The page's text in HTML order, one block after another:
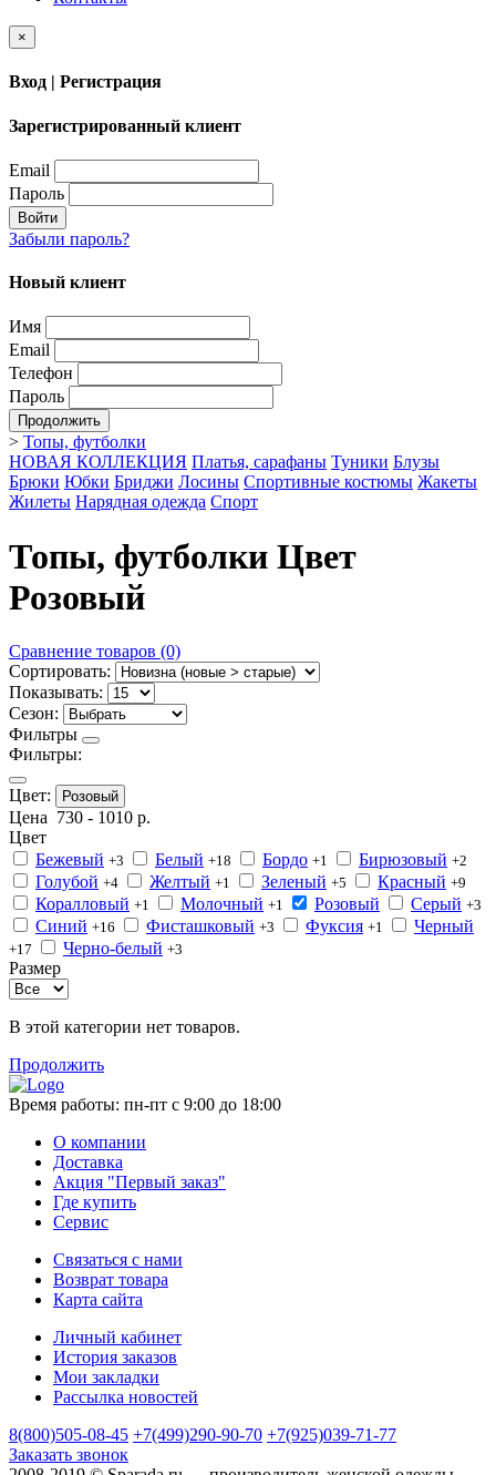
×
Вход | Регистрация
Зарегистрированный клиент
Email
Пароль
Войти
Забыли пароль?
Новый клиент
Имя
Email
Телефон
Пароль
Продолжить
> Топы, футболки
НОВАЯ КОЛЛЕКЦИЯ Платья, сарафаны Туники Блузы
Брюки Юбки Бриджи Лосины Спортивные костюмы Жакеты
Жилеты Нарядная одежда Спорт
Топы, футболки Цвет
Розовый
Сравнение товаров (0)
Сортировать:
Показывать:
Сезон:
Фильтры
Фильтры:
Цвет: Розовый
Цена 730 - 1010 р.
Цвет
Бежевый +3 Белый +18 Бордо +1 Бирюзовый +2
Голубой +4 Желтый +1 Зеленый +5 Красный +9
Коралловый +1 Молочный +1 Розовый Серый +3
Синий +16 Фисташковый +3 Фуксия +1 Черный
+17 Черно-белый +3
Размер
В этой категории нет товаров.
Продолжить
Время работы: пн-пт с 9:00 до 18:00
О компании
Доставка
Акция "Первый заказ"
Где купить
Сервис
Связаться с нами
Возврат товара
Карта сайта
Личный кабинет
История заказов
Мои закладки
Рассылка новостей
8(800)505-08-45 +7(499)290-90-70 +7(925)039-71-77
Заказать звонок